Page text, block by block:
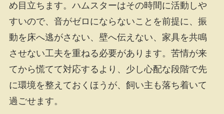
め目立ちます。ハムスターはその時間に活動しや
すいので、音がゼロにならないことを前提に、振
動を床へ逃がさない、壁へ伝えない、家具を共鳴
させない工夫を重ねる必要があります。苦情が来
てから慌てて対応するより、少し心配な段階で先
に環境を整えておくほうが、飼い主も落ち着いて
過ごせます。